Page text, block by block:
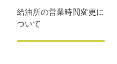
給油所の営業時間変更に
ついて